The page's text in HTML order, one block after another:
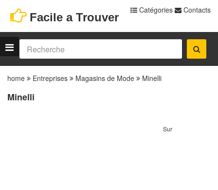
Facile a Trouver
Catégories Contacts
home Entreprises Magasins de Mode Minelli
Minelli
Sur